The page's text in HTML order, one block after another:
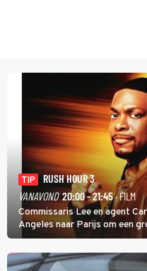
TIP
RUSH HOUR 3
VANAVOND 20:00 - 21:45· FILM
Commissaris Lee en agent
Angeles naar Parijs om een
hand aan te pakken.